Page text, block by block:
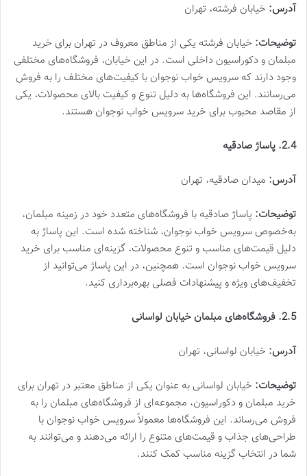
آدرس: خیابان فرشته، تهران
توضیحات: خیابان فرشته یکی از مناطق معروف در تهران برای خرید
مبلمان و دکوراسیون داخلی است. در این خیابان، فروشگاه‌های مختلفی
وجود دارند که سرویس خواب نوجوان با کیفیت‌های مختلف را به فروش
می‌رسانند. این فروشگاه‌ها به دلیل تنوع و کیفیت بالای محصولات، یکی
از مقاصد محبوب برای خرید سرویس خواب نوجوان هستند.
2.4. پاساژ صادقیه
آدرس: میدان صادقیه، تهران
توضیحات: پاساژ صادقیه با فروشگاه‌های متعدد خود در زمینه مبلمان،
به‌خصوص سرویس خواب نوجوان، شناخته شده است. این پاساژ به
دلیل قیمت‌های مناسب و تنوع محصولات، گزینه‌ای مناسب برای خرید
سرویس خواب نوجوان است. همچنین، در این پاساژ می‌توانید از
تخفیف‌های ویژه و پیشنهادات فصلی بهره‌برداری کنید.
2.5. فروشگاه‌های مبلمان خیابان لواسانی
آدرس: خیابان لواسانی، تهران
توضیحات: خیابان لواسانی به عنوان یکی از مناطق معتبر در تهران برای
خرید مبلمان و دکوراسیون، مجموعه‌ای از فروشگاه‌های مبلمان را به
فروش می‌رساند. این فروشگاه‌ها معمولاً سرویس خواب نوجوان با
طراحی‌های جذاب و قیمت‌های متنوع را ارائه می‌دهند و می‌توانند به
شما در انتخاب گزینه مناسب کمک کنند.